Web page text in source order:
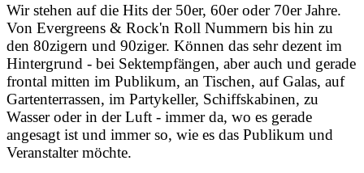
Wir stehen auf die Hits der 50er, 60er oder 70er Jahre.
Von Evergreens & Rock'n Roll Nummern bis hin zu
den 80zigern und 90ziger. Können das sehr dezent im
Hintergrund - bei Sektempfängen, aber auch und gerade
frontal mitten im Publikum, an Tischen, auf Galas, auf
Gartenterrassen, im Partykeller, Schiffskabinen, zu
Wasser oder in der Luft - immer da, wo es gerade
angesagt ist und immer so, wie es das Publikum und
Veranstalter möchte.